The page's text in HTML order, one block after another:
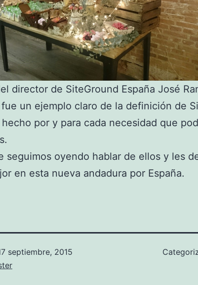
director de SiteGround España José
un ejemplo claro de la definición de
por y para cada necesidad que
seguimos oyendo hablar de ellos y les
en esta nueva andadura por España.
septiembre, 2015